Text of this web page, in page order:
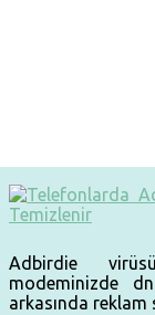
Adbirdie
modeminizde
arkasında reklam